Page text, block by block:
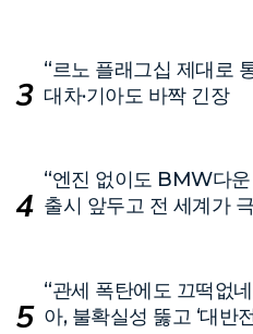
“르노 플래그십 제대로
대차·기아도 바짝 긴장
“엔진 없이도 BMW다
출시 앞두고 전 세계가
“관세 폭탄에도 끄떡없
아, 불확실성 뚫고 ‘대반